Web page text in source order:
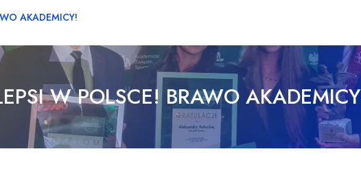
AKADEMICY!
W POLSCE! BRAWO